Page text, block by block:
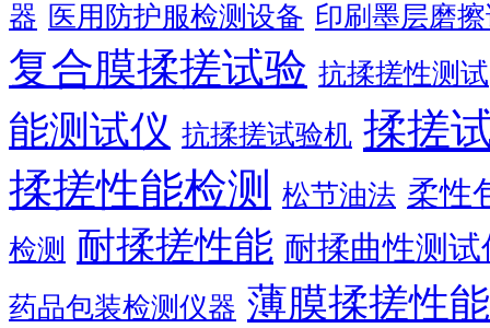
器 医用防护服检测设备 印刷墨层磨
复合膜揉搓试验 抗揉搓性测试
能测试仪 抗揉搓试验机 揉搓
揉搓性能检测
松节油法 柔性
检测 耐揉搓性能 耐揉曲性测试
药品包装检测仪器 薄膜揉搓性